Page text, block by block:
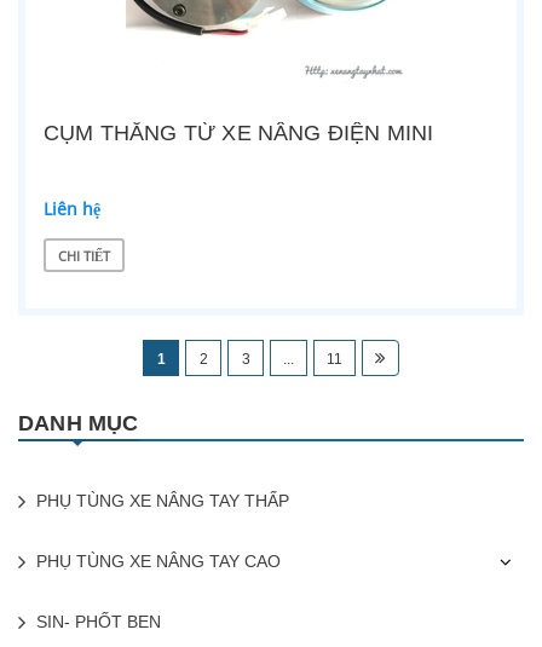
CỤM THẮNG TỪ XE NÂNG ĐIỆN MINI
Liên hệ
CHI TIẾT
1 2 3 ... 11
DANH MỤC
PHỤ TÙNG XE NÂNG TAY THẤP
PHỤ TÙNG XE NÂNG TAY CAO
SIN- PHỐT BEN